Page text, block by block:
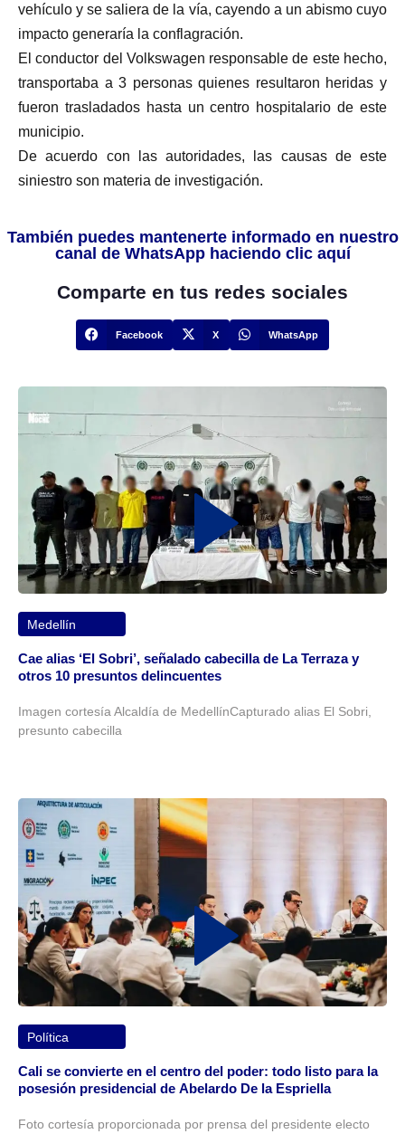
vehículo y se saliera de la vía, cayendo a un abismo cuyo
impacto generaría la conflagración.
El conductor del Volkswagen responsable de este hecho,
transportaba a 3 personas quienes resultaron heridas y
fueron trasladados hasta un centro hospitalario de este
municipio.
De acuerdo con las autoridades, las causas de este
siniestro son materia de investigación.
También puedes mantenerte informado en nuestro
canal de WhatsApp haciendo clic aquí
Comparte en tus redes sociales
Facebook X WhatsApp
Medellín
Cae alias ‘El Sobri’, señalado cabecilla de La Terraza y
otros 10 presuntos delincuentes
Imagen cortesía Alcaldía de MedellínCapturado alias El Sobri,
presunto cabecilla
Política
Cali se convierte en el centro del poder: todo listo para la
posesión presidencial de Abelardo De la Espriella
Foto cortesía proporcionada por prensa del presidente electo